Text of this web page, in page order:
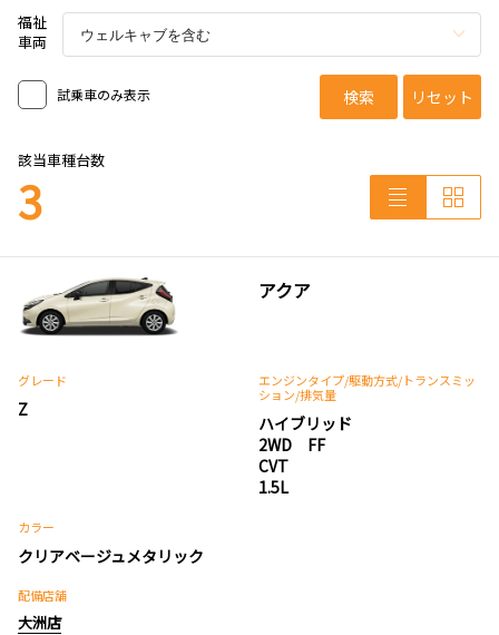
福祉
車両
試乗車のみ表示 検索 リセット
該当車種台数
3
アクア
グレード
Z
エンジンタイプ/駆動方式/トランスミッ
ション/排気量
ハイブリッド
2WD FF
CVT
1.5L
カラー
クリアベージュメタリック
配備店舗
大洲店